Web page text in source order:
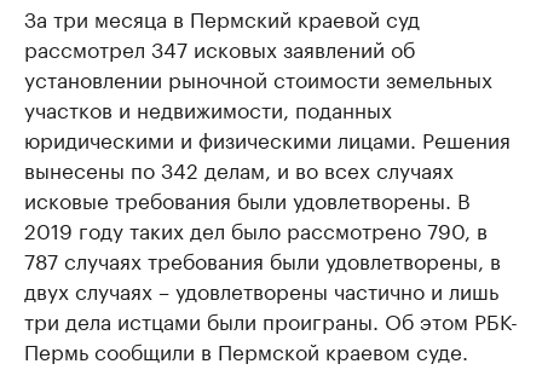
За три месяца в Пермский краевой суд
рассмотрел 347 исковых заявлений об
установлении рыночной стоимости земельных
участков и недвижимости, поданных
юридическими и физическими лицами. Решения
вынесены по 342 делам, и во всех случаях
исковые требования были удовлетворены. В
2019 году таких дел было рассмотрено 790, в
787 случаях требования были удовлетворены, в
двух случаях – удовлетворены частично и лишь
три дела истцами были проиграны. Об этом РБК-
Пермь сообщили в Пермской краевом суде.